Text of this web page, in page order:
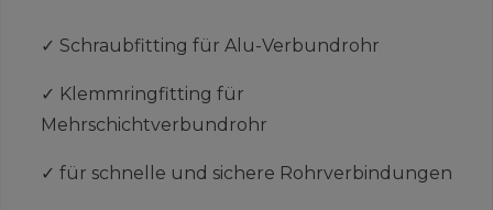
✓ Schraubfitting für Alu-Verbundrohr
✓ Klemmringfitting für
Mehrschichtverbundrohr
✓ für schnelle und sichere Rohrverbindungen